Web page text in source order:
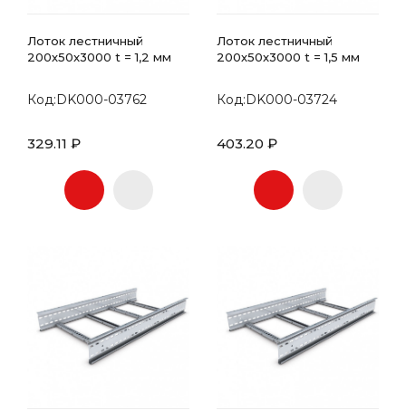
Лоток лестничный
200х50x3000 t = 1,2 мм
Код:DK000-03762
329.11 ₽
Лоток лестничный
200х50x3000 t = 1,5 мм
Код:DK000-03724
403.20 ₽